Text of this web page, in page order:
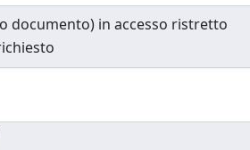
documento) in accesso ristretto